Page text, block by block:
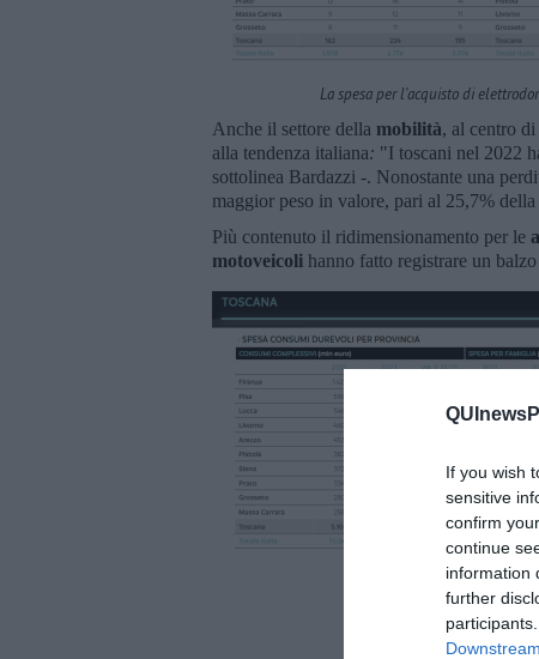
If you wish
sensitive
confirm
continue
information
further
La spesa per l'acquisto di
Anche il settore della mobilità, al centro
alla tendenza italiana: "I toscani nel 2022
sottolinea Bardazzi -. Nonostante una
maggior peso in valore, pari al 25,7%
Più contenuto il ridimensionamento per le
motoveicoli hanno fatto registrare un